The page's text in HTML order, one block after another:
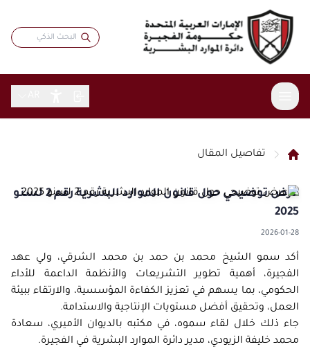
نبذة عامة
الاستراتيجية
الهيكل التنظيمي
الخدمات
الباحثين عن عمل
التدريب والتطوير
الابتكار
الاستبيانات
تواصل مع المدير
التقارير والبيانات
مؤشرات الموارد البشرية
إحصاءات التوطين
بيانات الشركاء
التشريعات والأنظمة
قانون الموارد البشرية
التعاميم
المركز الإعلامي
تفاصيل المقال
عرض توضيحي حول قانون الموارد البشرية رقم 2 لسنو
2025
2026-01-28
أكد سمو الشيخ محمد بن حمد بن محمد الشرقي، ولي عهد
الفجيرة، أهمية تطوير التشريعات والأنظمة الداعمة للأداء
الحكومي، بما يسهم في تعزيز الكفاءة المؤسسية، والارتقاء ببيئة
العمل، وتحقيق أفضل مستويات الإنتاجية والاستدامة.
جاء ذلك خلال لقاء سموه، في مكتبه بالديوان الأميري، سعادة
محمد خليفة الزيودي، مدير دائرة الموارد البشرية في الفجيرة.